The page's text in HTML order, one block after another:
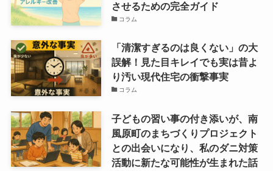
させるための完全ガイド
コラム
「清潔すぎるのは良くない」の大
誤解！見た目キレイでも実は昔よ
り汚い現代住宅の衝撃事実
コラム
子どもの習い事の付き添いが、南
風原町のまちづくりプロジェクト
との出会いになり、私のダニ対策
活動に新たな可能性が生まれた話